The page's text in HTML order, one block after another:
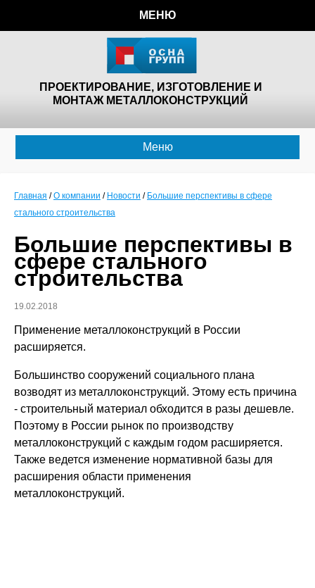
ПРОЕКТИРОВАНИЕ, ИЗГОТОВЛЕНИЕ И
МОНТАЖ МЕТАЛЛОКОНСТРУКЦИЙ
МЕНЮ
Меню
Главная /О компании / Новости / Большие перспективы в сфере
стального строительства
Большие перспективы в
сфере стального
строительства
19.02.2018
Применение металлоконструкций в России
расширяется.
Большинство сооружений социального плана
возводят из металлоконструкций. Этому есть причина
- строительный материал обходится в разы дешевле.
Поэтому в России рынок по производству
металлоконструкций с каждым годом расширяется.
Также ведется изменение нормативной базы для
расширения области применения
металлоконструкций.